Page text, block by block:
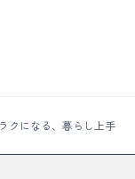
クになる、暮らし上手